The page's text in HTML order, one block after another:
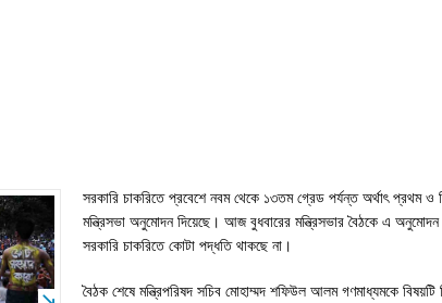
সরকারি চাকরিতে প্রবেশে নবম থেকে ১৩তম গ্রেড পর্যন্ত অর্থাৎ প্রথম ও
মন্ত্রিসভা অনুমোদন দিয়েছে। আজ বুধবারের মন্ত্রিসভার বৈঠকে এ
সরকারি চাকরিতে কোটা পদ্ধতি থাকছে না।
বৈঠক শেষে মন্ত্রিপরিষদ সচিব মোহাম্মদ শফিউল আলম গণমাধ্যমকে